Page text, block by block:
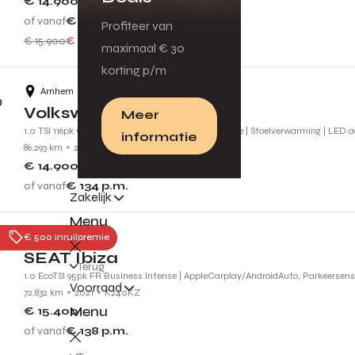
Profiteer van
maximaal € 30
korting p/m
Meer
informatie
Zakelijk
Menu
Terug
Voorraad
Menu
of vanaf€ 134
p.m.
€ 15.900€ 1.000 voordeel
Arnhem
Volkswagen Golf
1.0 TSI 116pk Comfortline Business | Adaptive Cruise | Stoelverwarming |
86.293 km
2019 G437FJ
€ 14.900
of vanaf€ 134 p.m.
€ 500 inruilpremie
Tiel
SEAT Ibiza
1.0 EcoTSI 95pk FR Business Intense | AppleCarplay/AndroidAuto,
72.832 km
2021 K240KZ
€ 15.400
of vanaf€ 138 p.m.